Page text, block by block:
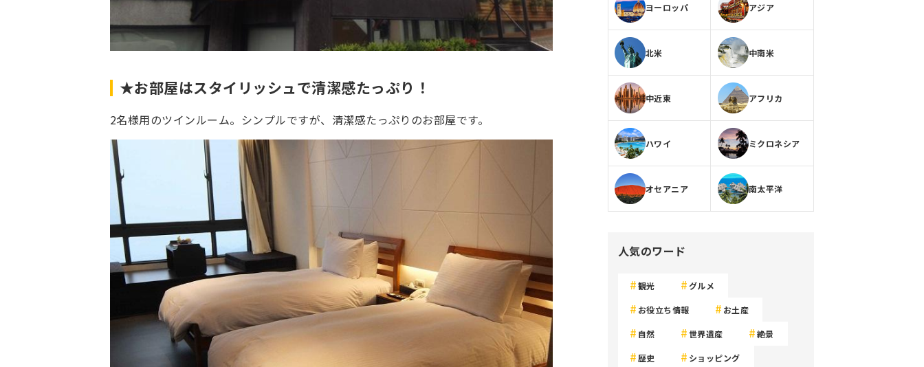
★お部屋はスタイリッシュで清潔感たっぷり！
2名様用のツインルーム。シンプルですが、清潔感たっぷりのお部屋です。
ヨーロッパ アジア
北米 中南米
中近東 アフリカ
ハワイ ミクロネシア
オセアニア 南太平洋
人気のワード
観光 グルメ
お役立ち情報 お土産
自然 世界遺産 絶景
歴史 ショッピング